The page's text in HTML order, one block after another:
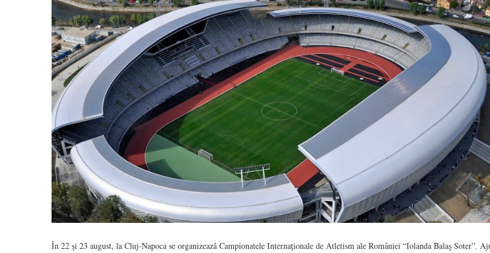
În 22 și 23 august, la Cluj-Napoca se organizează Campionatele Internaționale de Atletism ale României “Iolanda Balaş Soter”.